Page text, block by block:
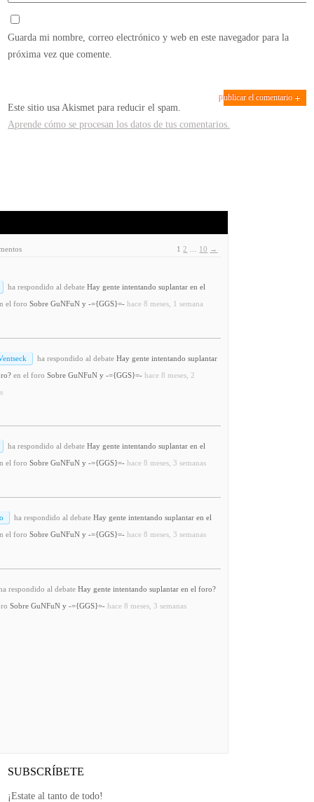
Guarda mi nombre, correo electrónico y web en este navegador para la
próxima vez que comente.
Este sitio usa Akismet para reducir el spam.
Aprende cómo se procesan los datos de tus comentarios.
1 2 10 →
ha respondido al debate Hay gente intentando suplantar en el
el foro Sobre GuNFuN y -={GGS}=- hace 8 meses, 1 semana
ha respondido al debate Hay gente intentando suplantar
en el foro Sobre GuNFuN y -={GGS}=- hace 8 meses, 2
ha respondido al debate Hay gente intentando suplantar en el
el foro Sobre GuNFuN y -={GGS}=- hace 8 meses, 3 semanas
ha respondido al debate Hay gente intentando suplantar en el
el foro Sobre GuNFuN y -={GGS}=- hace 8 meses, 3 semanas
respondido al debate Hay gente intentando suplantar en el foro?
Sobre GuNFuN y -={GGS}=- hace 8 meses, 3 semanas
SUBSCRÍBETE
¡Estate al tanto de todo!